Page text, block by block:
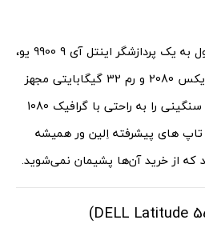
پیشرفته‌ترین مدل این محصول به یک پردازشگر اینتل آی 9 9900 یو،
کارت گرافیک انویدیا آر تی ایکس 2080 و رم 32 گیگابایتی مجهز
شده است تا بتواند هر بازی سنگینی را به راحتی با گرافیک 1080
های پیشرفته اِلین ور همیشه
که از خرید آن‌ها پشیمان نمی‌شوید.